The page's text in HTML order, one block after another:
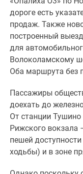
дороге есть
продаж. Также
построенный
для
Волоколамскому
Оба маршрута без
Пассажиры
доехать до
От станции Тушино
Рижского вокзала
пешей
ходьбы) и в зоне